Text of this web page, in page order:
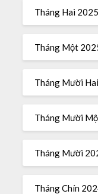
Tháng Hai 2025
Tháng Một
Tháng Mười
Tháng Mười
Tháng Mười
Tháng Chín